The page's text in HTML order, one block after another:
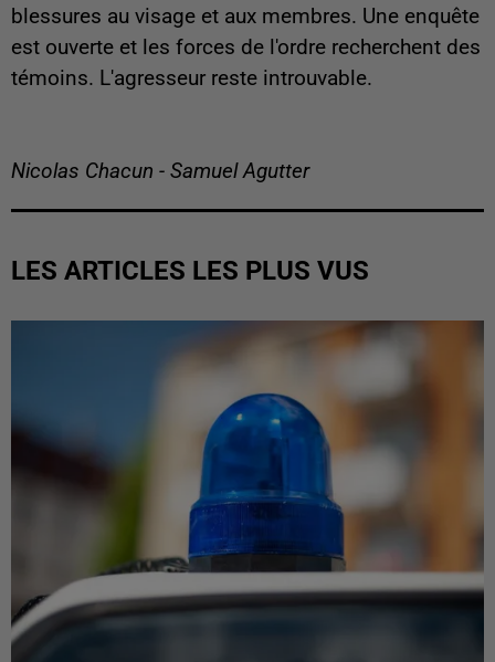
blessures au visage et aux membres. Une enquête
est ouverte et les forces de l'ordre recherchent des
témoins. L'agresseur reste introuvable.
Nicolas Chacun - Samuel Agutter
LES ARTICLES LES PLUS VUS